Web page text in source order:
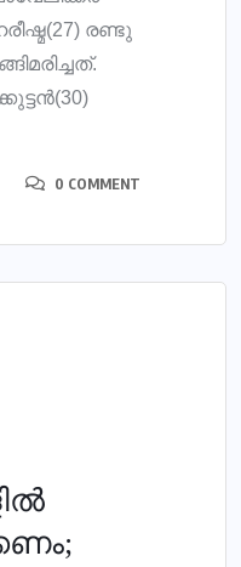
രണ്ടു
0 COMMENT